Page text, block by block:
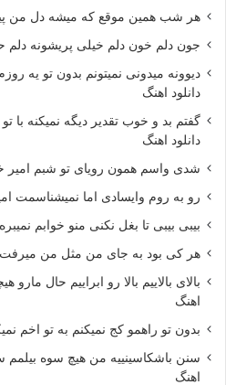
هر شب همین موقع که میشه دل من
جون دلم خون دلم خیلی پریشونه دلم
دیوونه میدونی نمیتونم بدون تو یه
دانلود اهنگ
گفتم بد و خوب تقدیر دیگه نمیکنه با
دانلود اهنگ
شدی واسم همون رویای تو شبم امیر
رو به روم وایسادی اما نمیشناسمت
بیبی بیبی تا بغل نکنی منو خوابم
هر کی بود به جای من مثل من میرفت
بالای بالاییم بالا رو ابراییم حال
اهنگ
بدون تو راهمو کج نمیکنم به تو اخم
سنن باشکاسینییه من هیچ سوه بیلمم
اهنگ